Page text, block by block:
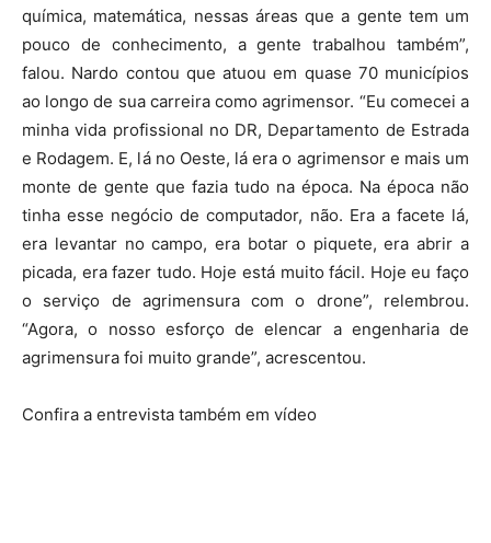
química, matemática, nessas áreas que a gente tem um
pouco de conhecimento, a gente trabalhou também”,
falou. Nardo contou que atuou em quase 70 municípios
ao longo de sua carreira como agrimensor. “Eu comecei a
minha vida profissional no DR, Departamento de Estrada
e Rodagem. E, lá no Oeste, lá era o agrimensor e mais um
monte de gente que fazia tudo na época. Na época não
tinha esse negócio de computador, não. Era a facete lá,
era levantar no campo, era botar o piquete, era abrir a
picada, era fazer tudo. Hoje está muito fácil. Hoje eu faço
o serviço de agrimensura com o drone”, relembrou.
“Agora, o nosso esforço de elencar a engenharia de
agrimensura foi muito grande”, acrescentou.
Confira a entrevista também em vídeo